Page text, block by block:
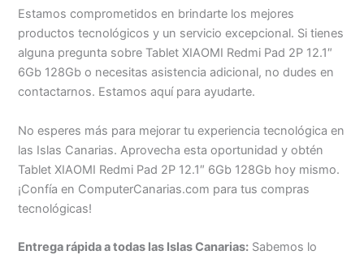
Estamos comprometidos en brindarte los mejores
productos tecnológicos y un servicio excepcional. Si tienes
alguna pregunta sobre Tablet XIAOMI Redmi Pad 2P 12.1″
6Gb 128Gb o necesitas asistencia adicional, no dudes en
contactarnos. Estamos aquí para ayudarte.
No esperes más para mejorar tu experiencia tecnológica en
las Islas Canarias. Aprovecha esta oportunidad y obtén
Tablet XIAOMI Redmi Pad 2P 12.1″ 6Gb 128Gb hoy mismo.
¡Confía en ComputerCanarias.com para tus compras
tecnológicas!
Entrega rápida a todas las Islas Canarias: Sabemos lo